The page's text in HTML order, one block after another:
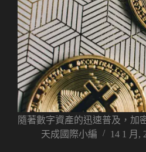
隨著數字資產的迅速普及，加
天成國際小編
14 1 月,